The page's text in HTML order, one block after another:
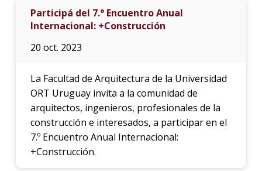
Participá del 7.° Encuentro Anual
Internacional: +Construcción
20 oct. 2023
La Facultad de Arquitectura de la Universidad
ORT Uruguay invita a la comunidad de
arquitectos, ingenieros, profesionales de la
construcción e interesados, a participar en el
7.º Encuentro Anual Internacional:
+Construcción.